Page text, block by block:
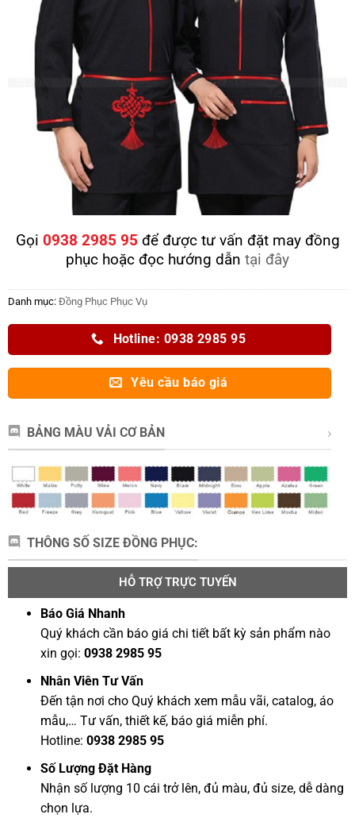
Gọi 0938 2985 95 để được tư vấn đặt may đồng
phục hoặc đọc hướng dẫn tại đây
Danh mục: Đồng Phục Phục Vụ
Hotline: 0938 2985 95
Yêu cầu báo giá
BẢNG MÀU VẢI CƠ BẢN
THÔNG SỐ SIZE ĐỒNG PHỤC:
HỖ TRỢ TRỰC TUYẾN
Báo Giá Nhanh
Quý khách cần báo giá chi tiết bất kỳ sản phẩm nào
xin gọi:0938 2985 95
Nhân Viên Tư Vấn
Đến tận nơi cho Quý khách xem mẫu vãi, catalog, áo
mẫu,… Tư vấn, thiết kế, báo giá miễn phí.
Hotline: 0938 2985 95
Số Lượng Đặt Hàng
Nhận số lượng 10 cái trở lên, đủ màu, đủ size, dễ dàng
chọn lựa.